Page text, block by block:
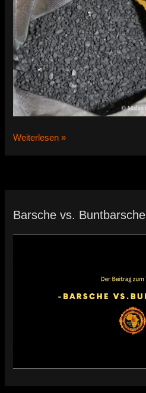
Filtermaterialien
Weiterlesen »
Barsche vs. Buntbarsche